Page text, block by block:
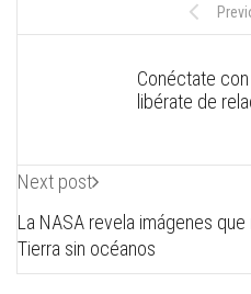
Conéctate
libérate de
Next post
La NASA revela imágenes
Tierra sin océanos